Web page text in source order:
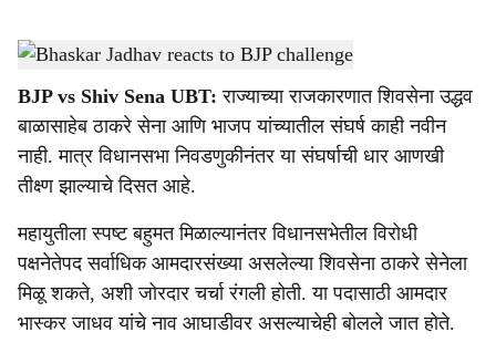
a
r
Bhaskar Jadhav reacts to BJP challenge- Sarkarnama
BJP vs Shiv Sena UBT: राज्याच्या राजकारणात शिवसेना उद्धव
बाळासाहेब ठाकरे सेना आणि भाजप यांच्यातील संघर्ष काही नवीन
नाही. मात्र विधानसभा निवडणुकीनंतर या संघर्षाची धार आणखी
तीक्ष्ण झाल्याचे दिसत आहे.
महायुतीला स्पष्ट बहुमत मिळाल्यानंतर विधानसभेतील विरोधी
पक्षनेतेपद सर्वाधिक आमदारसंख्या असलेल्या शिवसेना ठाकरे सेनेला
मिळू शकते, अशी जोरदार चर्चा रंगली होती. या पदासाठी आमदार
भास्कर जाधव यांचे नाव आघाडीवर असल्याचेही बोलले जात होते.